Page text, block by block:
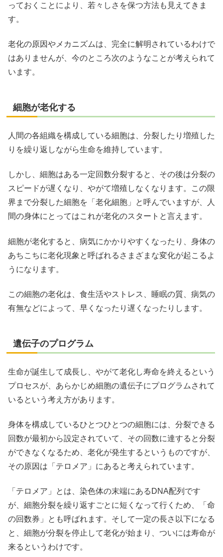
っておくことにより、若々しさを保つ方法も見えてきま
す。
老化の原因やメカニズムは、完全に解明されているわけで
はありませんが、今のところ次のようなことが考えられて
います。
細胞が老化する
人間の各組織を構成している細胞は、分裂したり増殖した
りを繰り返しながら生命を維持しています。
しかし、細胞はある一定回数分裂すると、その後は分裂の
スピードが遅くなり、やがて増殖しなくなります。この限
界まで分裂した細胞を「老化細胞」と呼んでいますが、人
間の身体にとってはこれが老化のスタートと言えます。
細胞が老化すると、病気にかかりやすくなったり、身体の
あちこちに老化現象と呼ばれるさまざまな変化が起こるよ
うになります。
この細胞の老化は、食生活やストレス、睡眠の質、病気の
有無などによって、早くなったり遅くなったりします。
遺伝子のプログラム
生命が誕生して成長し、やがて老化し寿命を終えるという
プロセスが、あらかじめ細胞の遺伝子にプログラムされて
いるという考え方があります。
身体を構成しているひとつひとつの細胞には、分裂できる
回数が最初から設定されていて、その回数に達すると分裂
ができなくなるため、老化が発生するというものですが、
その原因は「テロメア」にあると考えられています。
「テロメア」とは、染色体の末端にあるDNA配列です
が、細胞分裂を繰り返すごとに短くなって行くため、「命
の回数券」とも呼ばれます。そして一定の長さ以下になる
と、細胞が分裂を停止して老化が始まり、ついには寿命が
来るというわけです。